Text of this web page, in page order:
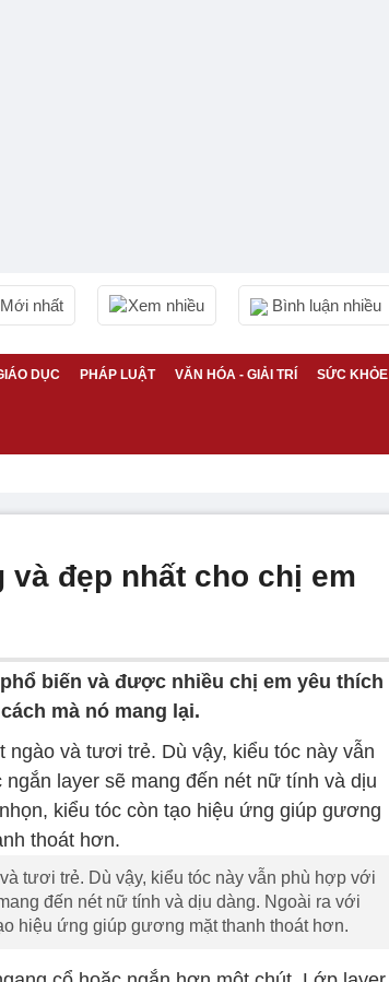
Mới nhất Xem nhiều Bình luận nhiều
DỤC PHÁP LUẬT VĂN HÓA - GIẢI TRÍ SỨC KHỎE
đẹp nhất cho chị em
biến và được nhiều chị em yêu thích
mà nó mang lại.
tươi trẻ. Dù vậy, kiểu tóc này vẫn phù hợp với
đến nét nữ tính và dịu dàng. Ngoài ra với
hiệu ứng giúp gương mặt thanh thoát hơn.